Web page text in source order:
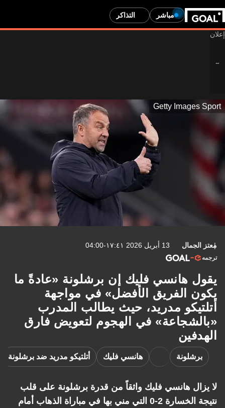
مباشر التذاكر
Getty Images Sport
معتز الجمال 13 أبريل 2026 ١٧:٤١-04:00
ترجمه
يقول هانسي فليك إن برشلونة «عادةً ما
يكون الفريق الأفضل» في مواجهة
أتلتيكو مدريد، حيث يطالب المدرب
«بالشجاعة» في الهجوم لتعويض فارق
الهدفين
برشلونة هانسي فليك أتلتيكو مدريد ضد برشلونة
لا يزال هانسي فليك واثقاً من قدرة برشلونة على قلب
نتيجة الخسارة 2-0 التي مني بها في مباراة الذهاب أمام